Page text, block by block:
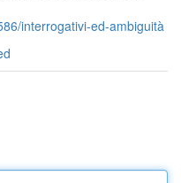
interrogativi-ed-ambiguità